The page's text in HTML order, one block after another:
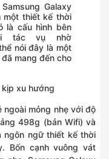
Samsung Galaxy
một thiết kế thời
là cấu hình bên
tác vụ nhờ
nói đây là một
đã mang đến cho
kịp xu hướng
ngoài mỏng nhẹ với độ
498g (bản Wifi) và
ngôn ngữ thiết kế thời
Bốn cạnh vuông vát